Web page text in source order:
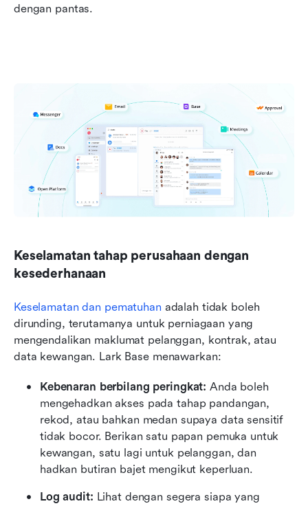
dengan pantas.
Keselamatan tahap perusahaan dengan
kesederhanaan
Keselamatan dan pematuhan adalah tidak boleh
dirunding, terutamanya untuk perniagaan yang
mengendalikan maklumat pelanggan, kontrak, atau
data kewangan. Lark Base menawarkan:
Kebenaran berbilang peringkat: Anda boleh
mengehadkan akses pada tahap pandangan,
rekod, atau bahkan medan supaya data sensitif
tidak bocor. Berikan satu papan pemuka untuk
kewangan, satu lagi untuk pelanggan, dan
hadkan butiran bajet mengikut keperluan.
Log audit: Lihat dengan segera siapa yang